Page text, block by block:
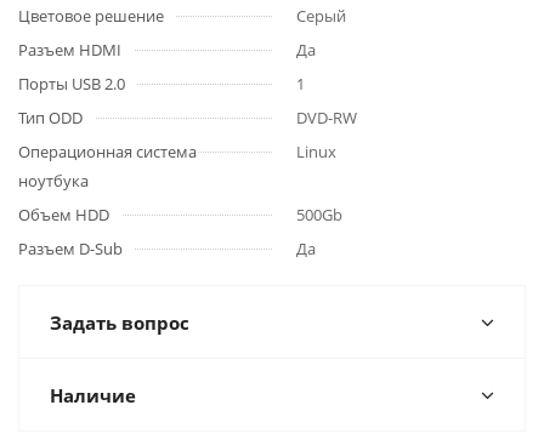
Цветовое решение
Серый
Разъем HDMI
Да
Порты USB 2.0
1
Тип ODD
DVD-RW
Операционная система
ноутбука
Linux
Объем HDD
500Gb
Разъем D-Sub
Да
Задать вопрос
Наличие